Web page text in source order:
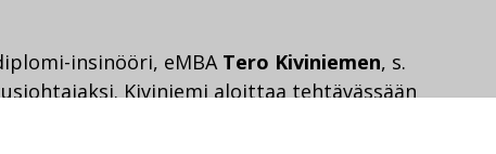
insinööri, eMBA Tero Kiviniemen, s.
Kiviniemi aloittaa tehtävässään
Kiviniemi siirtyy Destiaan YIT:n